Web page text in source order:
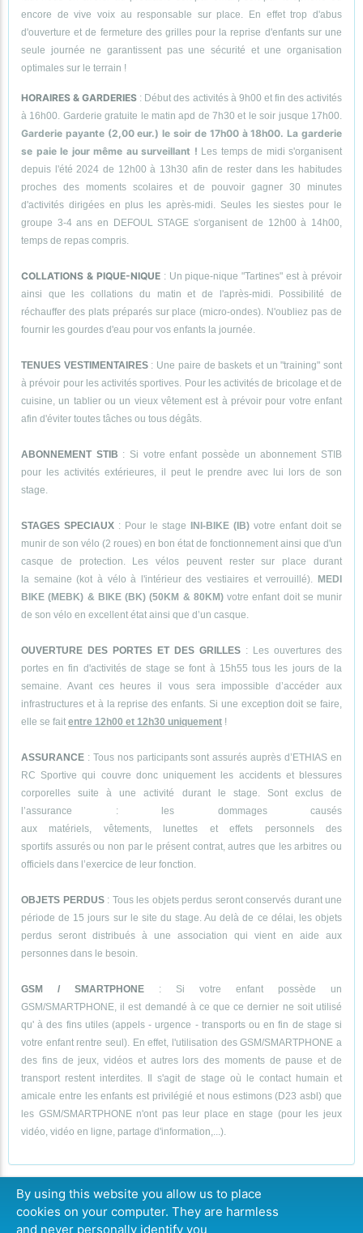
encore de vive voix au responsable sur place. En effet trop d'abus
d'ouverture et de fermeture des grilles pour la reprise d'enfants sur une
seule journée ne garantissent pas une sécurité et une organisation
optimales sur le terrain !
HORAIRES & GARDERIES : Début des activités à 9h00 et fin des activités
à 16h00. Garderie gratuite le matin apd de 7h30 et le soir jusque 17h00.
Garderie payante (2,00 eur.) le soir de 17h00 à 18h00. La garderie
se paie le jour même au surveillant ! Les temps de midi s'organisent
depuis l'été 2024 de 12h00 à 13h30 afin de rester dans les habitudes
proches des moments scolaires et de pouvoir gagner 30 minutes
d'activités dirigées en plus les après-midi. Seules les siestes pour le
groupe 3-4 ans en DEFOUL STAGE s'organisent de 12h00 à 14h00,
temps de repas compris.
COLLATIONS & PIQUE-NIQUE: Un pique-nique "Tartines" est à prévoir
ainsi que les collations du matin et de l'après-midi. Possibilité de
réchauffer des plats préparés sur place (micro-ondes). N'oubliez pas de
fournir les gourdes d'eau pour vos enfants la journée.
TENUES VESTIMENTAIRES: Une paire de baskets et un "training" sont
à prévoir pour les activités sportives. Pour les activités de bricolage et de
cuisine, un tablier ou un vieux vêtement est à prévoir pour votre enfant
afin d'éviter toutes tâches ou tous dégâts.
ABONNEMENT STIB : Si votre enfant possède un abonnement STIB
pour les activités extérieures, il peut le prendre avec lui lors de son
stage.
STAGES SPECIAUX : Pour le stage INI-BIKE (IB) votre enfant doit se
munir de son vélo (2 roues) en bon état de fonctionnement ainsi que d'un
casque de protection. Les vélos peuvent rester sur place durant
la semaine (kot à vélo à l'intérieur des vestiaires et verrouillé). MEDI
BIKE (MEBK) & BIKE (BK) (50KM & 80KM) votre enfant doit se munir
de son vélo en excellent état ainsi que d’un casque.
OUVERTURE DES PORTES ET DES GRILLES : Les ouvertures des
portes en fin d'activités de stage se font à 15h55 tous les jours de la
semaine. Avant ces heures il vous sera impossible d’accéder aux
infrastructures et à la reprise des enfants. Si une exception doit se faire,
elle se fait entre 12h00 et 12h30 uniquement !
ASSURANCE : Tous nos participants sont assurés auprès d’ETHIAS en
RC Sportive qui couvre donc uniquement les accidents et blessures
corporelles suite à une activité durant le stage. Sont exclus de
l’assurance : les dommages causés
aux matériels, vêtements, lunettes et effets personnels des
sportifs assurés ou non par le présent contrat, autres que les arbitres ou
officiels dans l’exercice de leur fonction.
OBJETS PERDUS: Tous les objets perdus seront conservés durant une
période de 15 jours sur le site du stage. Au delà de ce délai, les objets
perdus seront distribués à une association qui vient en aide aux
personnes dans le besoin.
GSM / SMARTPHONE : Si votre enfant possède un
GSM/SMARTPHONE, il est demandé à ce que ce dernier ne soit utilisé
qu' à des fins utiles (appels - urgence - transports ou en fin de stage si
votre enfant rentre seul). En effet, l'utilisation des GSM/SMARTPHONE a
des fins de jeux, vidéos et autres lors des moments de pause et de
transport restent interdites. Il s'agit de stage où le contact humain et
amicale entre les enfants est privilégié et nous estimons (D23 asbl) que
les GSM/SMARTPHONE n'ont pas leur place en stage (pour les jeux
vidéo, vidéo en ligne, partage d'information,...).
CONTINUER
By using this website you allow us to place
cookies on your computer. They are harmless
and never personally identify you